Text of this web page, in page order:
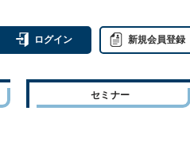
ログイン 新規会員登録
セミナー